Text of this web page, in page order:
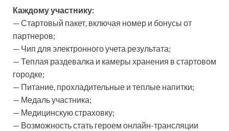
Каждому участнику:
— Стартовый пакет, включая номер и бонусы от
партнеров;
— Чип для электронного учета результата;
— Теплая раздевалка и камеры хранения в стартовом
городке;
— Питание, прохладительные и теплые напитки;
— Медаль участника;
— Медицинскую страховку;
— Возможность стать героем онлайн-трансляции